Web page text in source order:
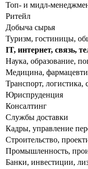
Топ- и мидл-
Ритейл
Добыча сырья
Туризм, гостиницы,
IT, интернет, связь,
Наука, образование,
Медицина,
Транспорт, логистика,
Юриспруденция
Консалтинг
Службы доставки
Кадры, управление
Строительство,
Промышленность,
Банки, инвестиции,